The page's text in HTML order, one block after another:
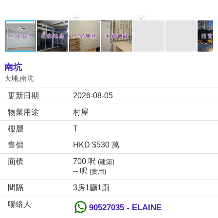
南坑
大埔,南坑
更新日期
2026-08-05
物業用途
村屋
樓層
T
售價
HKD $530 萬
面積
700 呎(建築)
-- 呎(實用)
間隔
3房1廳1廁
聯絡人
90527035 - ELAINE